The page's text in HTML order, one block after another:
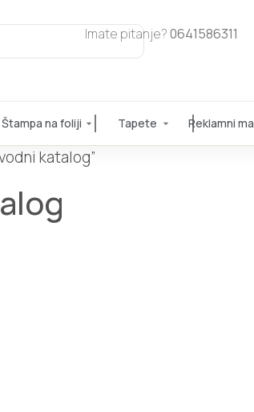
Imate pitanje?0641586311
Štampa na foliji Tapete Reklamni
katalog”